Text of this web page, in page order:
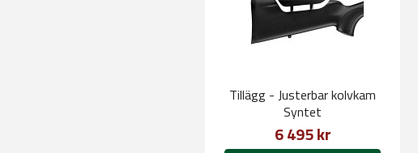
Tillägg - Justerbar kolvkam
Syntet
6 495 kr